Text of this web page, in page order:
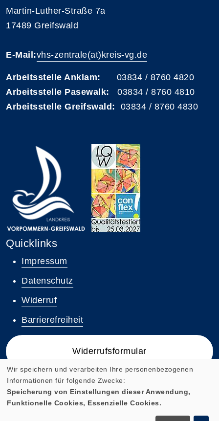
Martin-Luther-Straße 7a
17489 Greifswald
E-Mail:vhs-zentrale(at)kreis-vg.de
Arbeitsstelle Anklam: 03834 / 8760 4820
Arbeitsstelle Pasewalk: 03834 / 8760 4810
Arbeitsstelle Greifswald: 03834 / 8760 4830
Quicklinks
Impressum
Datenschutz
Widerruf
Barrierefreiheit
Widerrufsformular
Cookie Einstellungen
Wir speichern und verarbeiten Ihre personenbezogenen
Informationen für folgende Zwecke:
Speicherung von Einstellungen dieser Anwendung,
Funktionelle Cookies, Essenzielle Cookies.